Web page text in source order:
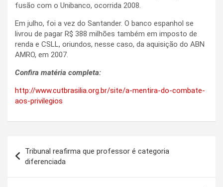
fusão com o Unibanco, ocorrida 2008.
Em julho, foi a vez do Santander. O banco espanhol se
livrou de pagar R$ 388 milhões também em imposto de
renda e CSLL, oriundos, nesse caso, da aquisição do ABN
AMRO, em 2007.
Confira matéria completa:
http://www.cutbrasilia.org.br/site/a-mentira-do-combate-
aos-privilegios
de
Post
Tribunal reafirma que professor é categoria
diferenciada